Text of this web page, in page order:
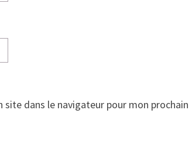
dans le navigateur pour mon prochain